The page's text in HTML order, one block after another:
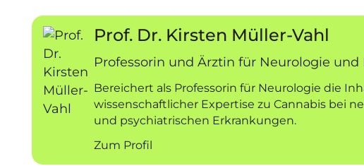
Prof. Dr. Kirsten Müller-Vahl
Professorin und Ärztin für Neurologie und
Bereichert als Professorin für Neurologie die
wissenschaftlicher Expertise zu Cannabis bei
und psychiatrischen Erkrankungen.
Zum Profil